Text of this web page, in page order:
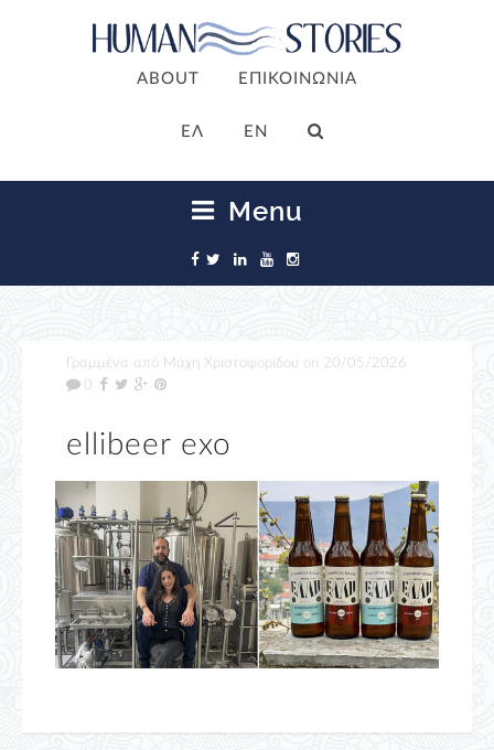
ABOUT ΕΠΙΚΟΙΝΩΝΙΑ
ΕΛ EN
Menu
Γραμμένα από Μάχη Χριστοφορίδου on 20/05/2026
0
ellibeer exo